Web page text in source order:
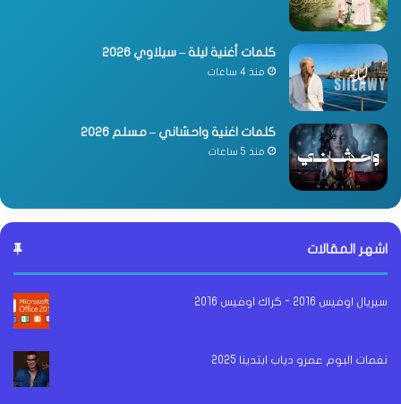
كلمات أغنية ليلة – سيلاوي 2026
منذ 4 ساعات
كلمات اغنية واحشاني – مسلم 2026
منذ 5 ساعات
اشهر المقالات
سيريال اوفيس 2016 - كراك اوفيس 2016
نغمات البوم عمرو دياب ابتدينا 2025